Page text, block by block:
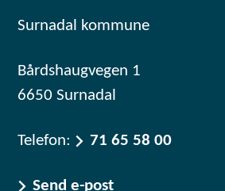
Surnadal kommune
Bårdshaugvegen 1
6650 Surnadal
Telefon: 71 65 58 00
Send e-post